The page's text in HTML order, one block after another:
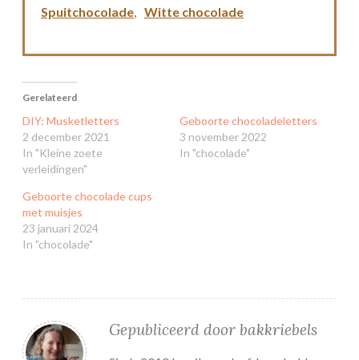
Spuitchocolade, Witte chocolade
Gerelateerd
DIY: Musketletters
2 december 2021
In "Kleine zoete
verleidingen"
Geboorte chocoladeletters
3 november 2022
In "chocolade"
Geboorte chocolade cups
met muisjes
23 januari 2024
In "chocolade"
Gepubliceerd door bakkriebels